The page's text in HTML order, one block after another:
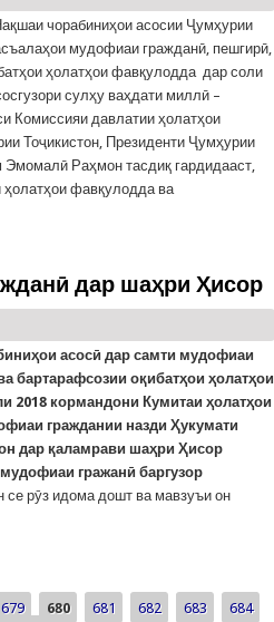
чорабиниҳои асосии Ҷумҳурии
мудофиаи гражданӣ, пешгирӣ,
ҳолатҳои фавқулодда дар соли
сулҳу ваҳдати миллӣ –
Комиссияи давлатии ҳолатҳои
Тоҷикистон, Президенти Ҷумҳурии
Эмомалӣ Раҳмон тасдиқ гардидааст,
ҳолатҳои фавқулодда ва
дар шаҳри Ҳисор
асосӣ дар самти мудофиаи
бартарафсозии оқибатҳои ҳолатҳои
2018 кормандони Кумитаи ҳолатҳои
граждании назди Ҳукумати
дар қаламрави шаҳри Ҳисор
гражанӣ баргузор
се рӯз идома дошт ва мавзуъи он
дар шаҳри Ҳисор
679 680 681 682 683 684